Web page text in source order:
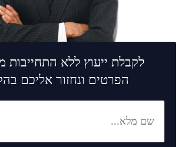
לקבלת ייעוץ ללא התחייבות
הפרטים ונחזור אליכם